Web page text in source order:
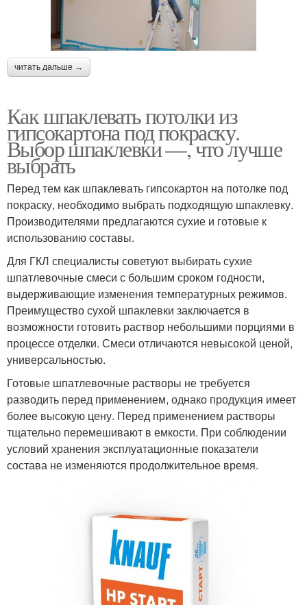
читать дальше →
Как шпаклевать потолки из
гипсокартона под покраску.
Выбор шпаклевки —, что лучше
выбрать
Перед тем как шпаклевать гипсокартон на потолке под
покраску, необходимо выбрать подходящую шпаклевку.
Производителями предлагаются сухие и готовые к
использованию составы.
Для ГКЛ специалисты советуют выбирать сухие
шпатлевочные смеси с большим сроком годности,
выдерживающие изменения температурных режимов.
Преимущество сухой шпаклевки заключается в
возможности готовить раствор небольшими порциями в
процессе отделки. Смеси отличаются невысокой ценой,
универсальностью.
Готовые шпатлевочные растворы не требуется
разводить перед применением, однако продукция имеет
более высокую цену. Перед применением растворы
тщательно перемешивают в емкости. При соблюдении
условий хранения эксплуатационные показатели
состава не изменяются продолжительное время.